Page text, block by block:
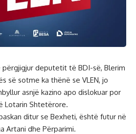
përgjigjur deputetit të BDI-së, Blerim
së sotme ka thënë se VLEN, jo
asnjë kazino apo dislokuar por
Lotarin Shtetërore.
ditur se Bexheti, është futur në
Artani dhe Përparimi.